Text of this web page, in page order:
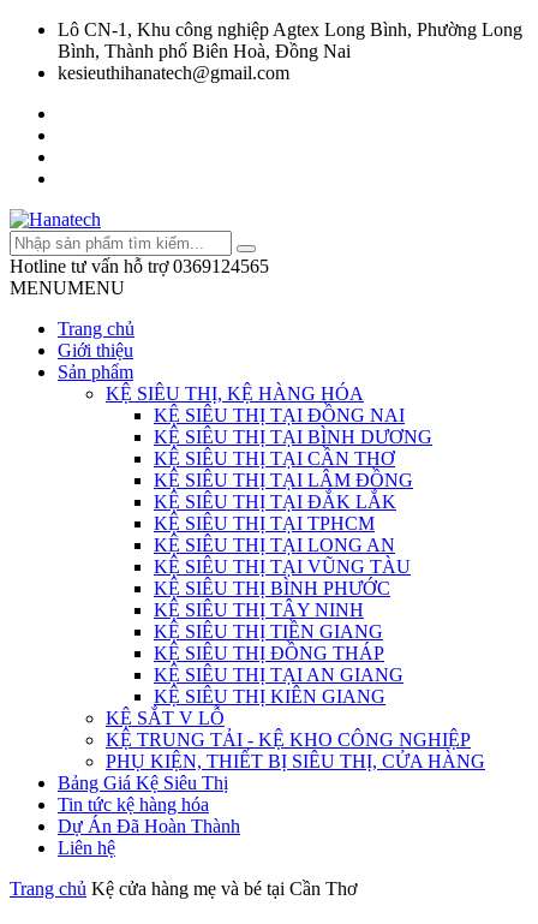
Lô CN-1, Khu công nghiệp Agtex Long Bình, Phường Long
Bình, Thành phố Biên Hoà, Đồng Nai
kesieuthihanatech@gmail.com
Hotline tư vấn hỗ trợ 0369124565
MENUMENU
Trang chủ
Giới thiệu
Sản phẩm
KỆ SIÊU THỊ, KỆ HÀNG HÓA
KỆ SIÊU THỊ TẠI ĐỒNG NAI
KỆ SIÊU THỊ TẠI BÌNH DƯƠNG
KỆ SIÊU THỊ TẠI CẦN THƠ
KỆ SIÊU THỊ TẠI LÂM ĐỒNG
KỆ SIÊU THỊ TẠI ĐẮK LẮK
KỆ SIÊU THỊ TẠI TPHCM
KỆ SIÊU THỊ TẠI LONG AN
KỆ SIÊU THỊ TẠI VŨNG TÀU
KỆ SIÊU THỊ BÌNH PHƯỚC
KỆ SIÊU THỊ TÂY NINH
KỆ SIÊU THỊ TIỀN GIANG
KỆ SIÊU THỊ ĐỒNG THÁP
KỆ SIÊU THỊ TẠI AN GIANG
KỆ SIÊU THỊ KIÊN GIANG
KỆ SẮT V LỖ
KỆ TRUNG TẢI - KỆ KHO CÔNG NGHIỆP
PHỤ KIỆN, THIẾT BỊ SIÊU THỊ, CỬA HÀNG
Bảng Giá Kệ Siêu Thị
Tin tức kệ hàng hóa
Dự Án Đã Hoàn Thành
Liên hệ
Trang chủ Kệ cửa hàng mẹ và bé tại Cần Thơ